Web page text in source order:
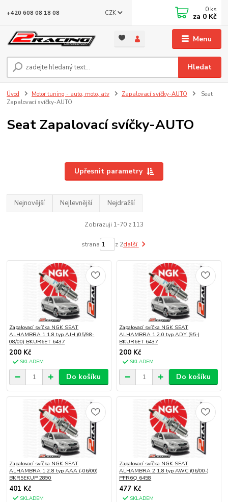
Menu
CZK
Hledat
+420 608 08 18 08 0 ks
za 0 Kč
Úvod Motor tuning - auto, moto, atv Zapalovací svíčky-AUTO
Seat
Zapalovací svíčky-AUTO
Seat Zapalovací svíčky-AUTO
Upřesnit parametry
Nejnovější Nejlevnější Nejdražší
Zobrazuji 1-70 z 113
strana z 2další
Zapalovací svíčka NGK SEAT
ALHAMBRA 1 1.8 typ AJH (05/98-
08/00) BKUR6ET 6437
200 Kč
SKLADEM
Do košíku
Zapalovací svíčka NGK SEAT
ALHAMBRA 1 2.0 typ ADY (95-)
BKUR6ET 6437
200 Kč
SKLADEM
Do košíku
Zapalovací svíčka NGK SEAT
ALHAMBRA 1 2.8 typ AAA (-06/00)
BKR5EKUP 2890
401 Kč
SKLADEM
Zapalovací svíčka NGK SEAT
ALHAMBRA 2 1.8 typ AWC (06/00-)
PFR6Q 6458
477 Kč
SKLADEM